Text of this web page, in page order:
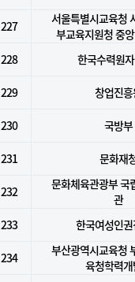
227
서울특별시교육청
부교육지원청 중
228
한국수력원
229 창업진
230 국방부
231 문화재
232
문화체육관광부 국
관
233
한국여성인
234
부산광역시교육청
육청학력